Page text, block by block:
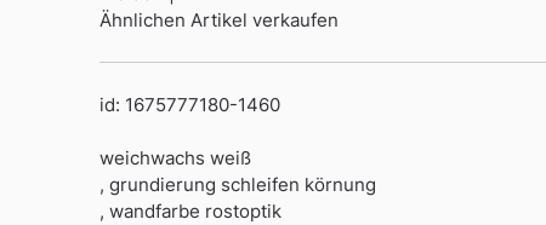
Ähnlichen Artikel verkaufen
id: 1675777180-1460
weichwachs weiß
, grundierung schleifen körnung
, wandfarbe rostoptik